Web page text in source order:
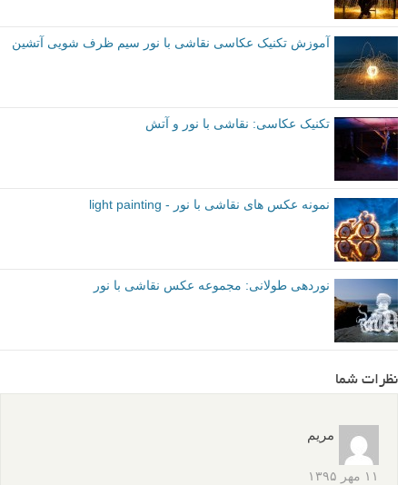
آموزش تکنیک عکاسی نقاشی با نور سیم ظرف شویی آتشین
تکنیک عکاسی: نقاشی با نور و آتش
نمونه عکس های نقاشی با نور - light painting
نوردهی طولانی: مجموعه عکس نقاشی با نور
نظرات شما
مریم
۱۱ مهر ۱۳۹۵